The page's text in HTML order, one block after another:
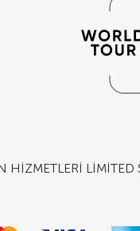
LİMİTED